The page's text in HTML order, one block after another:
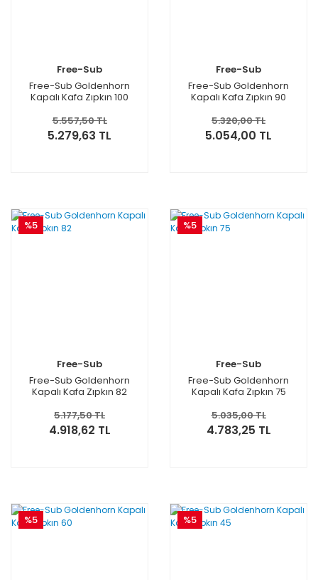
Free-Sub
Free-Sub Goldenhorn
Kapalı Kafa Zıpkın 100
5.557,50 TL
5.279,63 TL
Free-Sub
Free-Sub Goldenhorn
Kapalı Kafa Zıpkın 90
5.320,00 TL
5.054,00 TL
%5
Free-Sub
Free-Sub Goldenhorn
Kapalı Kafa Zıpkın 82
5.177,50 TL
4.918,62 TL
%5
Free-Sub
Free-Sub Goldenhorn
Kapalı Kafa Zıpkın 75
5.035,00 TL
4.783,25 TL
%5 %5